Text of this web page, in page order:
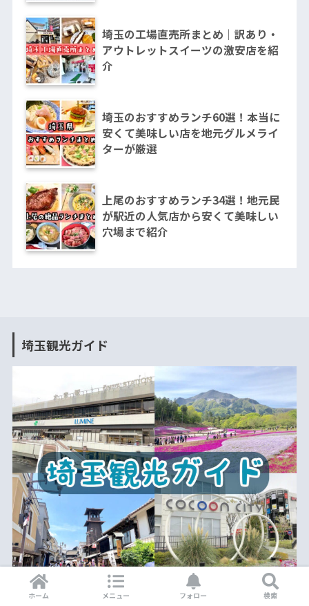
埼玉の工場直売所まとめ｜訳あり・
アウトレットスイーツの激安店を紹
介
埼玉のおすすめランチ60選！本当に
安くて美味しい店を地元グルメライ
ターが厳選
上尾のおすすめランチ34選！地元民
が駅近の人気店から安くて美味しい
穴場まで紹介
埼玉観光ガイド
▶︎埼玉観光で行き先に困ったらこちら！
ホーム メニュー フォロー 検索